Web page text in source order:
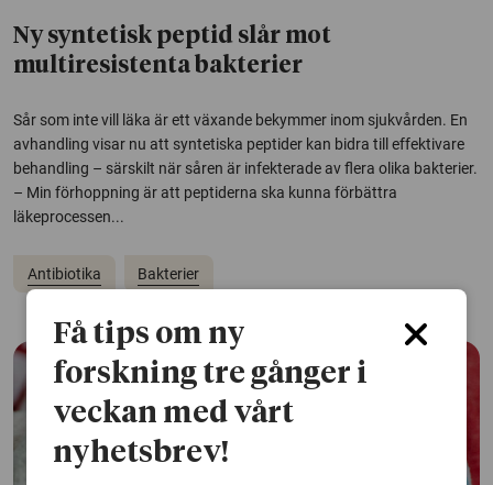
Ny syntetisk peptid slår mot
multiresistenta bakterier
Sår som inte vill läka är ett växande bekymmer inom sjukvården. En
avhandling visar nu att syntetiska peptider kan bidra till effektivare
behandling – särskilt när såren är infekterade av flera olika bakterier.
– Min förhoppning är att peptiderna ska kunna förbättra
läkeprocessen...
Antibiotika Bakterier
Få tips om ny
forskning tre gånger i
veckan med vårt
nyhetsbrev!